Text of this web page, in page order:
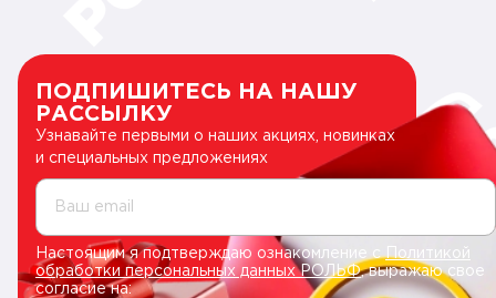
ПОДПИШИТЕСЬ НА НАШУ
РАССЫЛКУ
Узнавайте первыми о наших акциях, новинках
и специальных предложениях
Ваш email
Настоящим я подтверждаю ознакомление сПолитикой
обработки персональных данных РОЛЬФ, выражаю свое
согласие на: